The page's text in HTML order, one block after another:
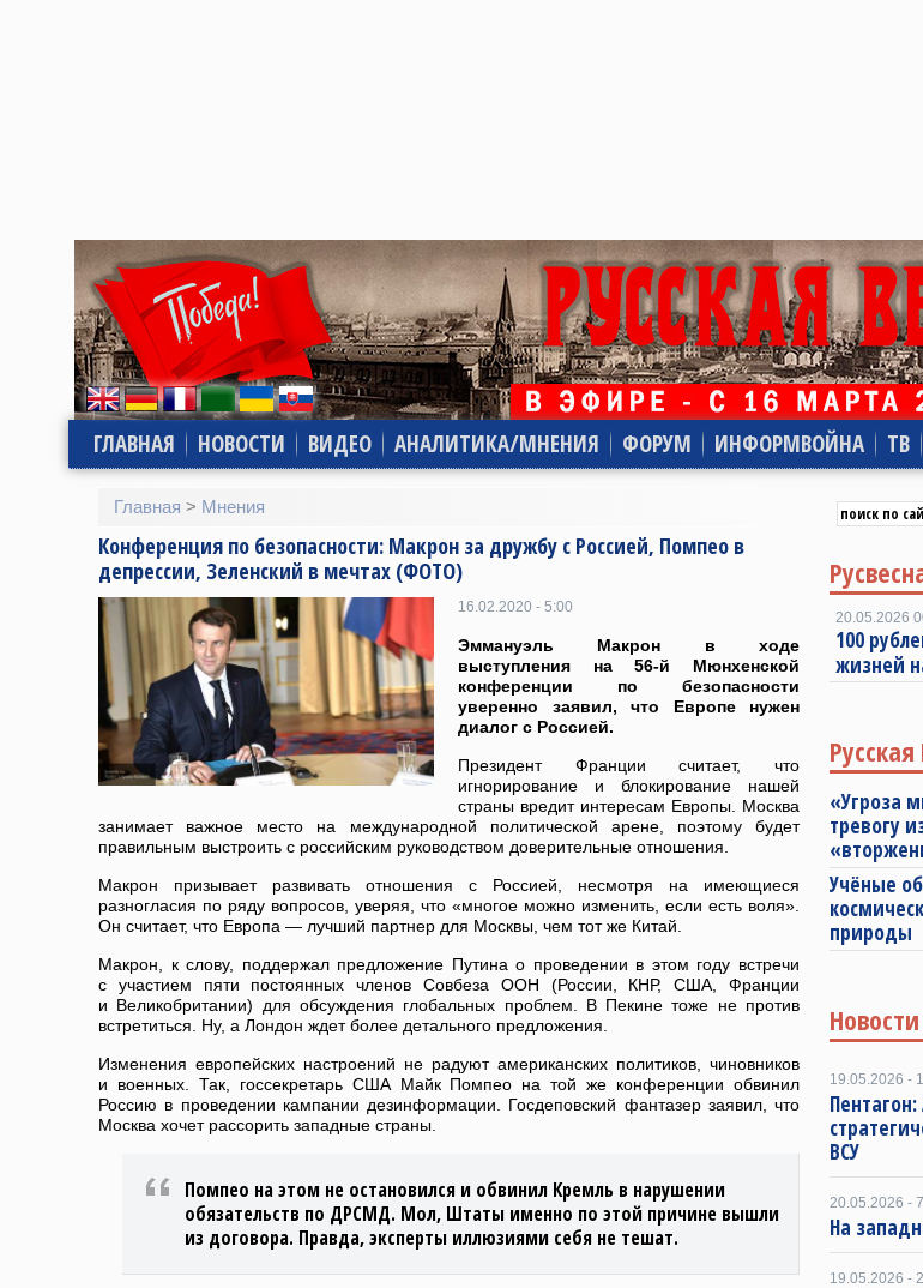
ГЛАВНАЯ НОВОСТИ ВИДЕО АНАЛИТИКА/МНЕНИЯ ФОРУМ ИНФОРМВОЙНА ТВ
Главная > Мнения
Конференция по безопасности: Макрон за дружбу с Россией, Помпео в
депрессии, Зеленский в мечтах (ФОТО)
16.02.2020 - 5:00
Эммануэль Макрон в ходе
выступления на 56-й Мюнхенской
конференции по безопасности
уверенно заявил, что Европе нужен
диалог с Россией.
Президент Франции считает, что
игнорирование и блокирование нашей
страны вредит интересам Европы. Москва
занимает важное место на международной политической арене, поэтому будет
правильным выстроить с российским руководством доверительные отношения.
Макрон призывает развивать отношения с Россией, несмотря на имеющиеся
разногласия по ряду вопросов, уверяя, что «многое можно изменить, если есть воля».
Он считает, что Европа — лучший партнер для Москвы, чем тот же Китай.
Макрон, к слову, поддержал предложение Путина о проведении в этом году встречи
с участием пяти постоянных членов Совбеза ООН (России, КНР, США, Франции
и Великобритании) для обсуждения глобальных проблем. В Пекине тоже не против
встретиться. Ну, а Лондон ждет более детального предложения.
Изменения европейских настроений не радуют американских политиков, чиновников
и военных. Так, госсекретарь США Майк Помпео на той же конференции обвинил
Россию в проведении кампании дезинформации. Госдеповский фантазер заявил, что
Москва хочет рассорить западные страны.
Помпео на этом не остановился и обвинил Кремль в нарушении
обязательств по ДРСМД. Мол, Штаты именно по этой причине вышли
из договора. Правда, эксперты иллюзиями себя не тешат.
20.05.2026
100
жизней
«Угроза
тревогу
Учёные
природы
19.05.2026 -
ВСУ
20.05.2026 -
На
19.05.2026 -